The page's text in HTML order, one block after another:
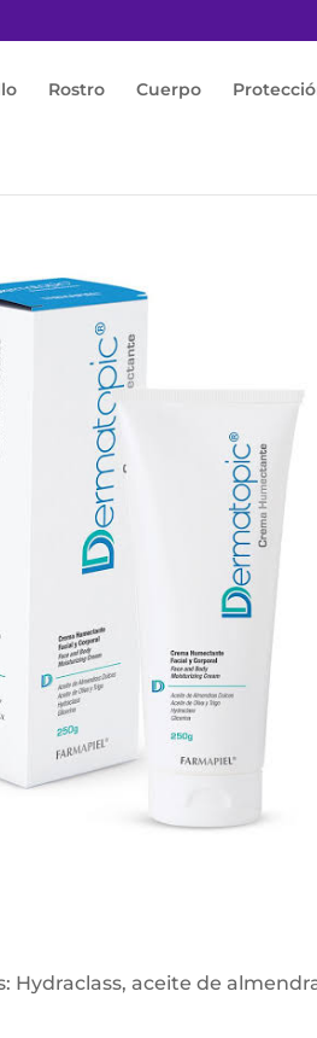
Rostro Cuerpo
Hydraclass, aceite de